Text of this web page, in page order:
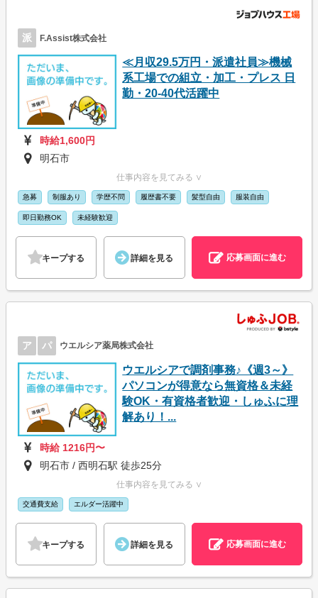
派 F.Assist株式会社
≪月収29.5万円・派遣社員≫機械
系工場での組立・加工・プレス 日
勤・20-40代活躍中
時給1,600円
明石市
仕事内容を見てみる ∨
急募 制服あり 学歴不問 履歴書不要 髪型自由 服装自由
即日勤務OK 未経験歓迎
キープする 詳細を見る 応募画面に進む
ア パ ウエルシア薬局株式会社
ウエルシアで調剤事務♪《週3～》
パソコンが得意なら無資格＆未経
験OK・有資格者歓迎・しゅふに理
解あり！...
時給 1216円〜
明石市 / 西明石駅 徒歩25分
仕事内容を見てみる ∨
交通費支給 エルダー活躍中
キープする 詳細を見る 応募画面に進む